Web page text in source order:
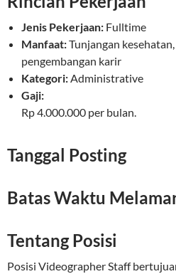
Jenis Pekerjaan: Fulltime
Manfaat:Tunjangan
pengembangan karir
Kategori:Administrative
Gaji:
Rp 4.000.000 per bulan.
Tanggal Posting
Batas Waktu
Tentang Posisi
Posisi Videographer Staff